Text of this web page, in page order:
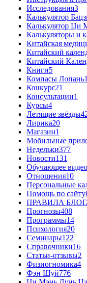
Исследования3
Калькулятор
Калькулятор Ци
Калькуляторы и
Китайская
Китайский
Китайский
Книги5
Компасы Лопань1
Конкурс21
Консультации1
Курсы4
Летящие звёзды
Лирика20
Магазин1
Мобильные
Недельки377
Новости131
Обучающее видео
Отношения10
Персональные
Помощь по сайту
ПРАВИЛА
Прогнозы408
Программы14
Психология20
Семинары122
Справочники16
Статьи-отзывы2
Физиогномика4
Фэн Шуй776